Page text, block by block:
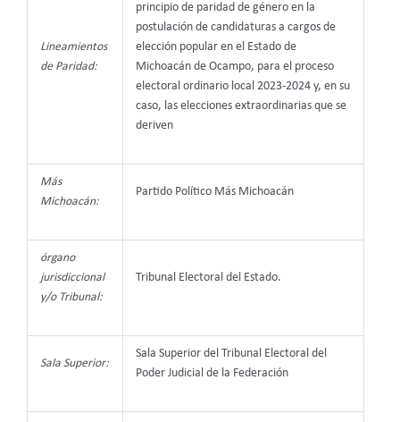
Lineamientos
de Paridad:
principio de paridad de género en la
postulación de candidaturas a cargos de
elección popular en el Estado de
Michoacán de Ocampo, para el proceso
electoral ordinario local 2023-2024 y, en su
caso, las elecciones extraordinarias que se
deriven
Más
Michoacán:
Partido Político Más Michoacán
órgano
jurisdiccional
y/o Tribunal:
Tribunal Electoral del Estado.
Sala Superior:
Sala Superior del Tribunal Electoral del
Poder Judicial de la Federación